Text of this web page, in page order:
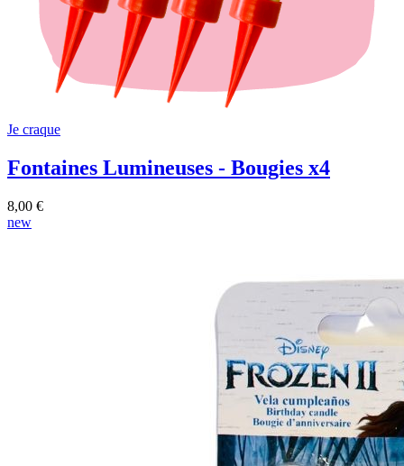
Je craque
Fontaines Lumineuses - Bougies x4
8,00 €
new